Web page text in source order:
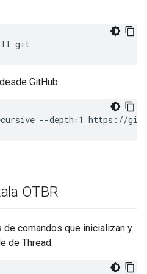
git
desde GitHub:
--depth=1 https://
OTBR
comandos que inicializan y
de Thread: